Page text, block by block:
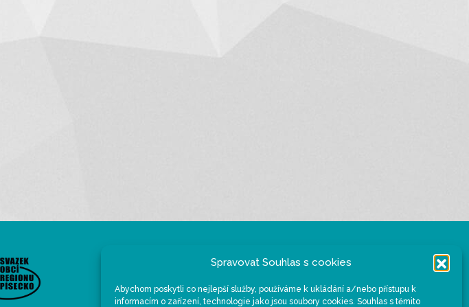
Spravovat Souhlas s cookies
Abychom poskytli co nejlepší služby, používáme k ukládání a/nebo přístupu k
informacím o zařízení, technologie jako jsou soubory cookies. Souhlas s těmito
Sídlo organizace